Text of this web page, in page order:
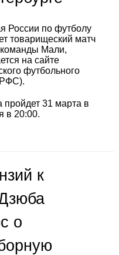
России по футболу
товарищеский матч
команды Мали,
на сайте
футбольного
пройдет 31 марта в
в 20:00.
к
о